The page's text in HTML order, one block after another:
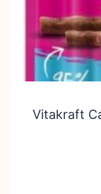
Vitakraft